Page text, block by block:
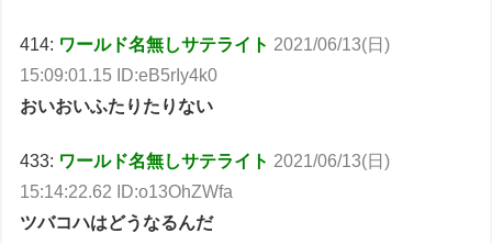
414: ワールド名無しサテライト 2021/06/13(日)
15:09:01.15 ID:eB5rIy4k0
おいおいふたりたりない
433: ワールド名無しサテライト 2021/06/13(日)
15:14:22.62 ID:o13OhZWfa
ツバコハはどうなるんだ